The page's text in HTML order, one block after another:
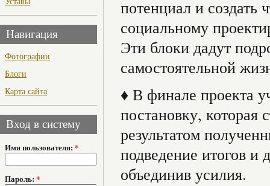
Навигация
Фотографии
Блоги
Карта сайта
Вход в систему
Имя пользователя: *
Пароль: *
потенциал и создать
социальному
Эти блоки дадут
самостоятельной
♦ В финале проекта
постановку, которая
результатом
подведение итогов и
объединив усилия.